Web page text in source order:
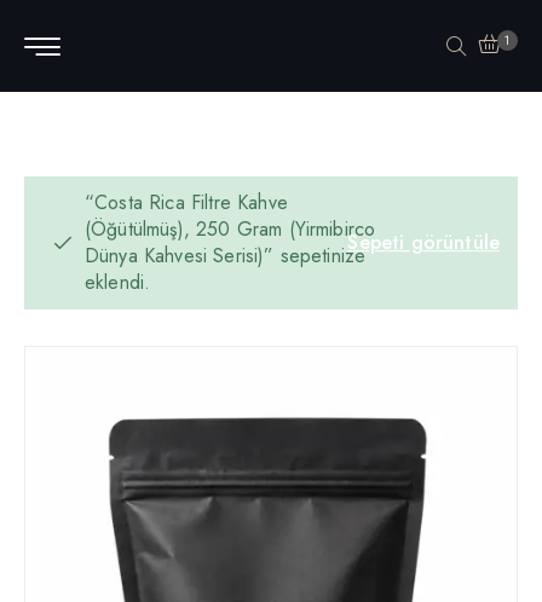
1
Sepeti görüntüle
“Costa Rica Filtre Kahve
(Öğütülmüş), 250 Gram (Yirmibirco
Dünya Kahvesi Serisi)” sepetinize
eklendi.